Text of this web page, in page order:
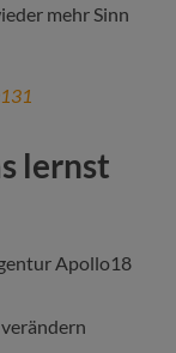
mehr Sinn
lernst
Apollo18